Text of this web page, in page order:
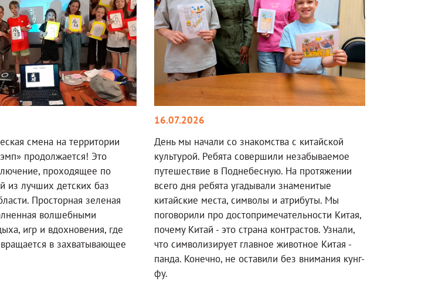
смена на территории
продолжается! Это
проходящее по
из лучших детских баз
Просторная зеленая
волшебными
игр и вдохновения, где
в захватывающее
16.07.2026
День мы начали со знакомства с китайской
культурой. Ребята совершили незабываемое
путешествие в Поднебесную. На протяжении
всего дня ребята угадывали знаменитые
китайские места, символы и атрибуты. Мы
поговорили про достопримечательности Китая,
почему Китай - это страна контрастов. Узнали,
что символизирует главное животное Китая -
панда. Конечно, не оставили без внимания кунг-
фу.